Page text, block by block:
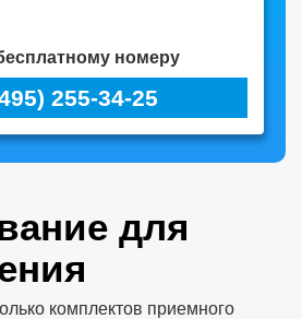
номеру
255-34-25
для
комплектов приемного